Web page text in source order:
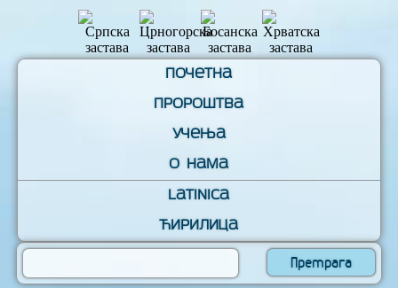
Почетна
Пророштва
Учења
О нама
Latinica
Ћирилица